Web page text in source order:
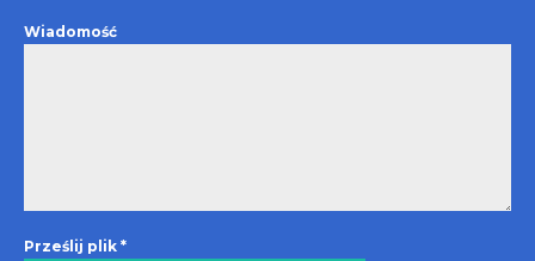
Wiadomość
Prześlij plik *